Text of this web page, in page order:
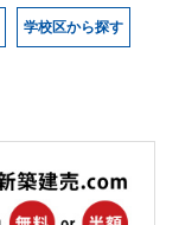
学校区から探す